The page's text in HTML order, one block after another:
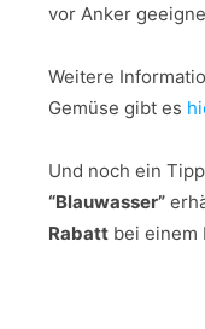
vor Anker
Weitere
Gemüse gibt es
Und noch ein
“Blauwasser”
Rabatt bei einem